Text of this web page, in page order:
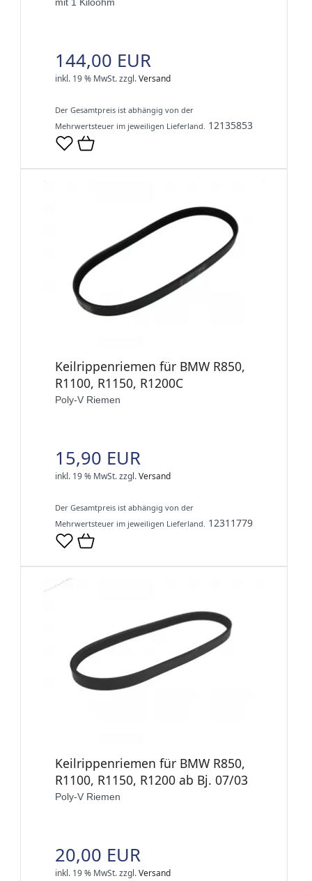
mit 1 Kiloohm
144,00 EUR
inkl. 19 % MwSt.zzgl.Versand
Der Gesamtpreis ist abhängig von der
Mehrwertsteuer im jeweiligen Lieferland. 12135853
Keilrippenriemen für BMW R850,
R1100, R1150, R1200C
Poly-V Riemen
15,90 EUR
inkl. 19 % MwSt.zzgl.Versand
Der Gesamtpreis ist abhängig von der
Mehrwertsteuer im jeweiligen Lieferland. 12311779
Keilrippenriemen für BMW R850,
R1100, R1150, R1200 ab Bj. 07/03
Poly-V Riemen
20,00 EUR
inkl. 19 % MwSt.zzgl.Versand